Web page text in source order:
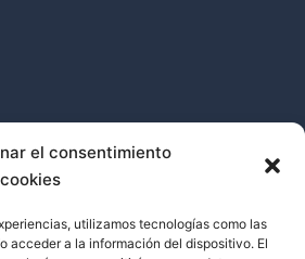
el consentimiento
utilizamos tecnologías como las
acceder a la información del dispositivo. El